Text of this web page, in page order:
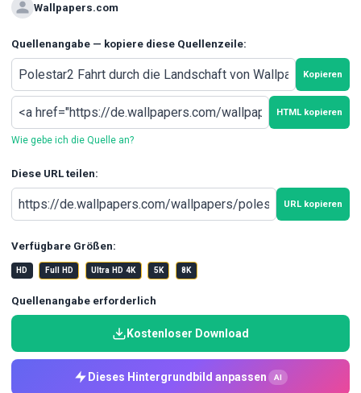
Wallpapers.com
Quellenangabe — kopiere diese Quellenzeile:
Kopieren
HTML kopieren
Wie gebe ich die Quelle an?
Diese URL teilen:
URL kopieren
Verfügbare Größen:
HD Full HD Ultra HD 4K 5K 8K
Quellenangabe erforderlich
Kostenloser Download
Dieses Hintergrundbild anpassen AI